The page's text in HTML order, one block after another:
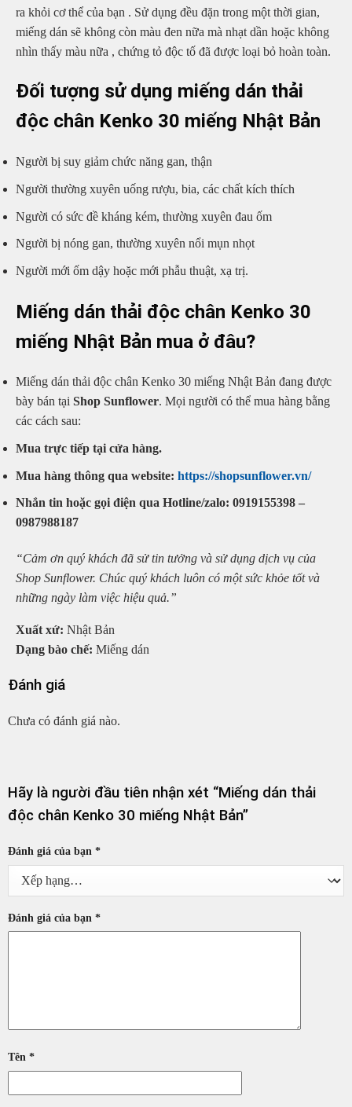
ra khỏi cơ thể của bạn . Sử dụng đều đặn trong một thời gian,
miếng dán sẽ không còn màu đen nữa mà nhạt dần hoặc không
nhìn thấy màu nữa , chứng tỏ độc tố đã được loại bỏ hoàn toàn.
Đối tượng sử dụng miếng dán thải
độc chân Kenko 30 miếng Nhật Bản
Người bị suy giảm chức năng gan, thận
Người thường xuyên uống rượu, bia, các chất kích thích
Người có sức đề kháng kém, thường xuyên đau ốm
Người bị nóng gan, thường xuyên nổi mụn nhọt
Người mới ốm dậy hoặc mới phẫu thuật, xạ trị.
Miếng dán thải độc chân Kenko 30
miếng Nhật Bản mua ở đâu?
Miếng dán thải độc chân Kenko 30 miếng Nhật Bản đang được
bày bán tại Shop Sunflower. Mọi người có thể mua hàng bằng
các cách sau:
Mua trực tiếp tại cửa hàng.
Mua hàng thông qua website: https://shopsunflower.vn/
Nhắn tin hoặc gọi điện qua Hotline/zalo: 0919155398 –
0987988187
“Cảm ơn quý khách đã sử tin tưởng và sử dụng dịch vụ của
Shop Sunflower. Chúc quý khách luôn có một sức khỏe tốt và
những ngày làm việc hiệu quả.”
Xuất xứ: Nhật Bản
Dạng bào chế: Miếng dán
Đánh giá
Chưa có đánh giá nào.
Hãy là người đầu tiên nhận xét “Miếng dán thải
độc chân Kenko 30 miếng Nhật Bản”
Đánh giá của bạn *
Đánh giá của bạn *
Tên *